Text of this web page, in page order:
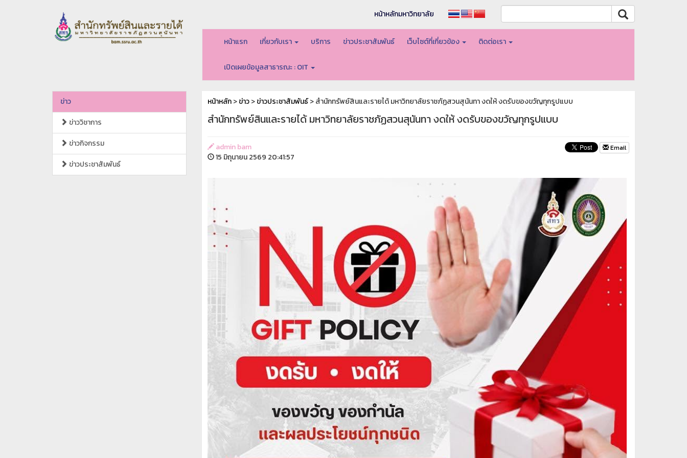
หน้าหลักมหาวิทยาลัย
หน้าแรก เกี่ยวกับเรา บริการ ข่าวประชาสัมพันธ์ เว็บไซต์ที่เกี่ยวข้อง ติดต่อเรา
เปิดเผยข้อมูลสาธารณะ : OIT
ข่าว
ข่าววิชาการ
ข่าวกิจกรรม
ข่าวประชาสัมพันธ์
หน้าหลัก>ข่าว>ข่าวประชาสัมพันธ์> สำนักทรัพย์สินและรายได้ มหาวิทยาลัยราชภัฏสวนสุนันทา งดให้ งดรับของขวัญทุกรูปแบบ
สำนักทรัพย์สินและรายได้ มหาวิทยาลัยราชภัฏสวนสุนันทา งดให้ งดรับของขวัญทุกรูปแบบ
admin bam
15 มิถุนายน 2569 20:41:57
Email